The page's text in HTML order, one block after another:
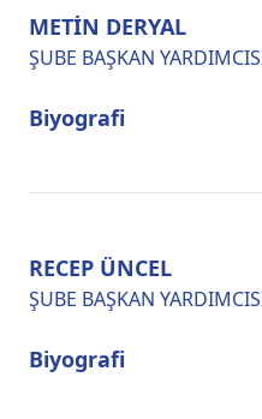
METİN DERYAL
ŞUBE BAŞKAN
Biyografi
RECEP ÜNCEL
ŞUBE BAŞKAN
Biyografi